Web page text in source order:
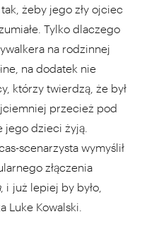
żeby jego zły ojciec
Tylko dlaczego
na rodzinnej
na dodatek nie
którzy twierdzą, że był
przecież pod
jego dzieci żyją.
scenarzysta wymyślił
złączenia
, i już lepiej by było,
Luke Kowalski.